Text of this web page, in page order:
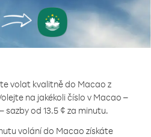
volat kvalitně do Macao z
na jakékoli číslo v Macao –
sazby od 13.5 ¢ za minutu.
volání do Macao získáte